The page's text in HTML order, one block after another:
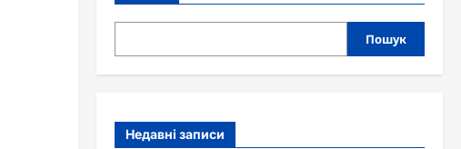
Пошук
Недавні записи